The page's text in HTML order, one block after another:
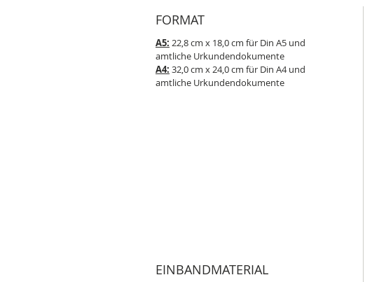
FORMAT
A5: 22,8 cm x 18,0 cm für Din A5 und
amtliche Urkundendokumente
A4: 32,0 cm x 24,0 cm für Din A4 und
amtliche Urkundendokumente
EINBANDMATERIAL